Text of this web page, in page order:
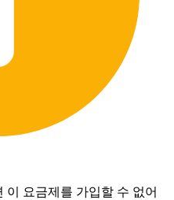
이 요금제를 가입할 수 없어